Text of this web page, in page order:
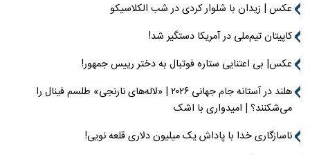
عکس | زیدان با شلوار کردی در شب الکلاسیکو
کاپیتان تیم‌ملی در آمریکا دستگیر شد!
عکس| بی اعتنایی ستاره فوتبال به دختر رییس جمهور!
هلند در آستانه جام جهانی ۲۰۲۶ | «لاله‌های نارنجی» طلسم فینال را
می‌شکنند؟ | امیدواری با اشک
ناسازگاری خدا با پاداش یک میلیون دلاری قلعه نویی!